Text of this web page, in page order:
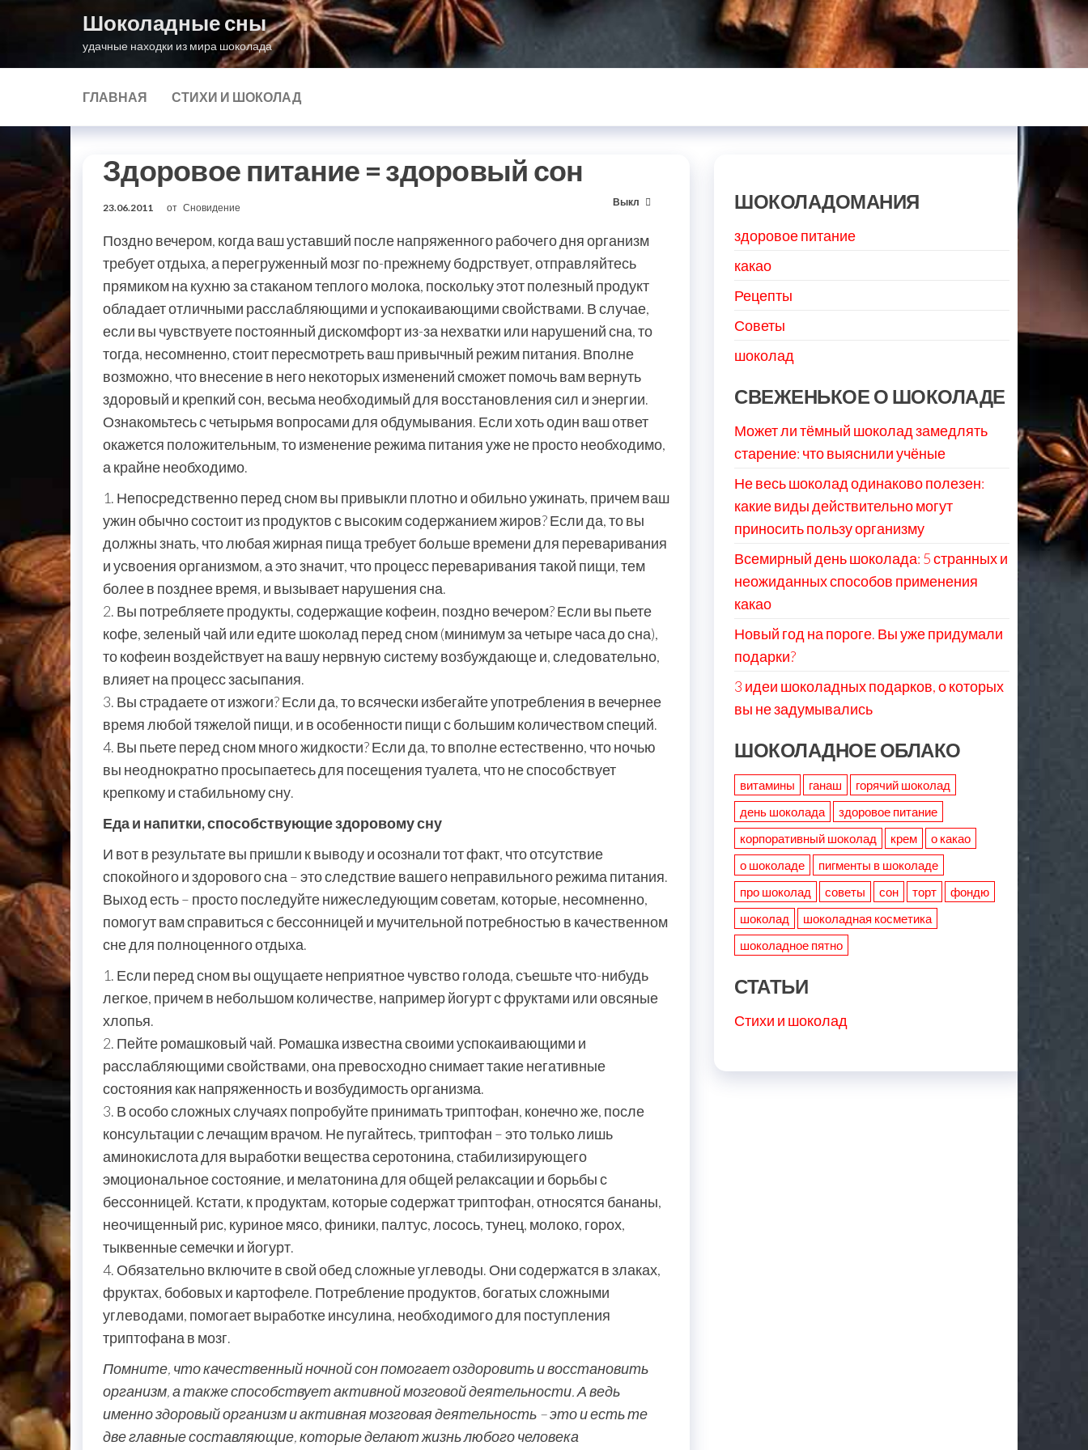
содержимому
Шоколадные сны
удачные находки из мира шоколада
ГЛАВНАЯ СТИХИ И ШОКОЛАД
Здоровое питание = здоровый сон
23.06.2011 от Сновидение Выкл
Поздно вечером, когда ваш уставший после напряженного рабочего дня организм
требует отдыха, а перегруженный мозг по-прежнему бодрствует, отправляйтесь
прямиком на кухню за стаканом теплого молока, поскольку этот полезный продукт
обладает отличными расслабляющими и успокаивающими свойствами. В случае,
если вы чувствуете постоянный дискомфорт из-за нехватки или нарушений сна, то
тогда, несомненно, стоит пересмотреть ваш привычный режим питания. Вполне
возможно, что внесение в него некоторых изменений сможет помочь вам вернуть
здоровый и крепкий сон, весьма необходимый для восстановления сил и энергии.
Ознакомьтесь с четырьмя вопросами для обдумывания. Если хоть один ваш ответ
окажется положительным, то изменение режима питания уже не просто необходимо,
а крайне необходимо.
1. Непосредственно перед сном вы привыкли плотно и обильно ужинать, причем ваш
ужин обычно состоит из продуктов с высоким содержанием жиров? Если да, то вы
должны знать, что любая жирная пища требует больше времени для переваривания
и усвоения организмом, а это значит, что процесс переваривания такой пищи, тем
более в позднее время, и вызывает нарушения сна.
2. Вы потребляете продукты, содержащие кофеин, поздно вечером? Если вы пьете
кофе, зеленый чай или едите шоколад перед сном (минимум за четыре часа до сна),
то кофеин воздействует на вашу нервную систему возбуждающе и, следовательно,
влияет на процесс засыпания.
3. Вы страдаете от изжоги? Если да, то всячески избегайте употребления в вечернее
время любой тяжелой пищи, и в особенности пищи с большим количеством специй.
4. Вы пьете перед сном много жидкости? Если да, то вполне естественно, что ночью
вы неоднократно просыпаетесь для посещения туалета, что не способствует
крепкому и стабильному сну.
Еда и напитки, способствующие здоровому сну
И вот в результате вы пришли к выводу и осознали тот факт, что отсутствие
спокойного и здорового сна – это следствие вашего неправильного режима питания.
Выход есть – просто последуйте нижеследующим советам, которые, несомненно,
помогут вам справиться с бессонницей и мучительной потребностью в качественном
сне для полноценного отдыха.
1. Если перед сном вы ощущаете неприятное чувство голода, съешьте что-нибудь
легкое, причем в небольшом количестве, например йогурт с фруктами или овсяные
хлопья.
2. Пейте ромашковый чай. Ромашка известна своими успокаивающими и
расслабляющими свойствами, она превосходно снимает такие негативные
состояния как напряженность и возбудимость организма.
3. В особо сложных случаях попробуйте принимать триптофан, конечно же, после
консультации с лечащим врачом. Не пугайтесь, триптофан – это только лишь
аминокислота для выработки вещества серотонина, стабилизирующего
эмоциональное состояние, и мелатонина для общей релаксации и борьбы с
бессонницей. Кстати, к продуктам, которые содержат триптофан, относятся бананы,
неочищенный рис, куриное мясо, финики, палтус, лосось, тунец, молоко, горох,
тыквенные семечки и йогурт.
4. Обязательно включите в свой обед сложные углеводы. Они содержатся в злаках,
фруктах, бобовых и картофеле. Потребление продуктов, богатых сложными
углеводами, помогает выработке инсулина, необходимого для поступления
триптофана в мозг.
Помните, что качественный ночной сон помогает оздоровить и восстановить
организм, а также способствует активной мозговой деятельности. А ведь
именно здоровый организм и активная мозговая деятельность – это и есть те
две главные составляющие, которые делают жизнь любого человека
ШОКОЛАДОМАНИЯ
здоровое питание
какао
Рецепты
Советы
шоколад
СВЕЖЕНЬКОЕ О ШОКОЛАДЕ
Может ли тёмный шоколад замедлять
старение: что выяснили учёные
Не весь шоколад одинаково полезен:
какие виды действительно могут
приносить пользу организму
Всемирный день шоколада: 5 странных и
неожиданных способов применения
какао
Новый год на пороге. Вы уже придумали
подарки?
3 идеи шоколадных подарков, о которых
вы не задумывались
ШОКОЛАДНОЕ ОБЛАКО
витамины ганаш
горячий шоколад
день шоколада
здоровое питание
корпоративный шоколад
крем
о какао
о шоколаде
пигменты в шоколаде
про шоколад
советы сон торт
фондю
шоколад
шоколадная косметика
шоколадное пятно
СТАТЬИ
Стихи и шоколад